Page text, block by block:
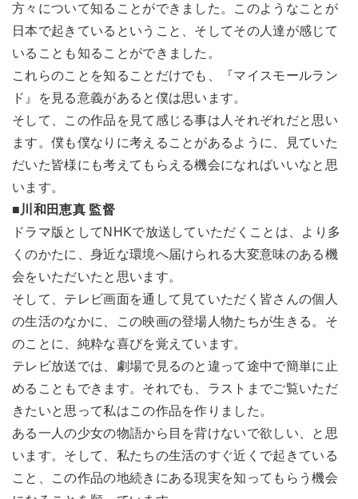
方々について知ることができました。このようなことが
日本で起きているということ、そしてその人達が感じて
いることも知ることができました。
これらのことを知ることだけでも、『マイスモールラン
ド』を見る意義があると僕は思います。
そして、この作品を見て感じる事は人それぞれだと思い
ます。僕も僕なりに考えることがあるように、見ていた
だいた皆様にも考えてもらえる機会になればいいなと思
います。
■川和田恵真 監督
ドラマ版としてNHKで放送していただくことは、より多
くのかたに、身近な環境へ届けられる大変意味のある機
会をいただいたと思います。
そして、テレビ画面を通して見ていただく皆さんの個人
の生活のなかに、この映画の登場人物たちが生きる。そ
のことに、純粋な喜びを覚えています。
テレビ放送では、劇場で見るのと違って途中で簡単に止
めることもできます。それでも、ラストまでご覧いただ
きたいと思って私はこの作品を作りました。
ある一人の少女の物語から目を背けないで欲しい、と思
います。そして、私たちの生活のすぐ近くで起きている
こと、この作品の地続きにある現実を知ってもらう機会